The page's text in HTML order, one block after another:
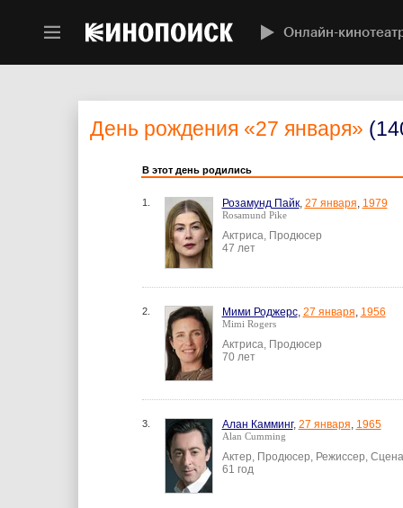
Онлайн-
День рождения «27 января»
В этот день родились
1. Розамунд Пайк, 27 января, 1979
Rosamund Pike
Актриса, Продюсер
47 лет
2. Мими Роджерс, 27 января, 1956
Mimi Rogers
Актриса, Продюсер
70 лет
3. Алан Камминг, 27 января, 1965
Alan Cumming
Актер, Продюсер, Режиссер,
61 год